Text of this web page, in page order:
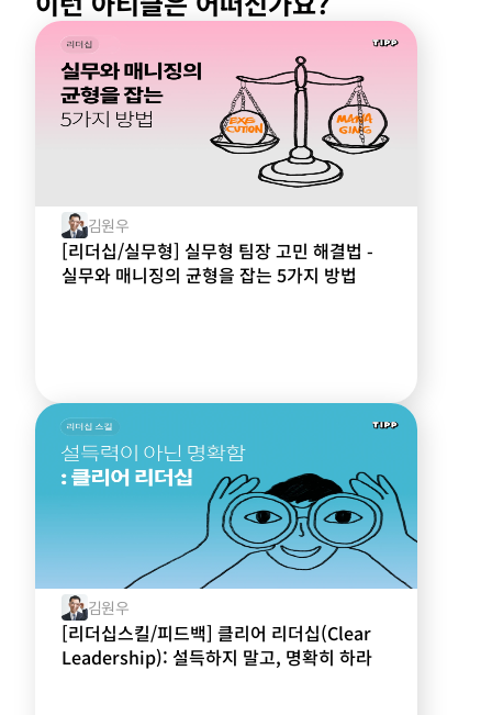
김원우
[리더십/실무형] 실무형 팀장 고민 해결법 -
실무와 매니징의 균형을 잡는 5가지 방법
김원우
[리더십스킬/피드백] 클리어 리더십(Clear
Leadership): 설득하지 말고, 명확히 하라